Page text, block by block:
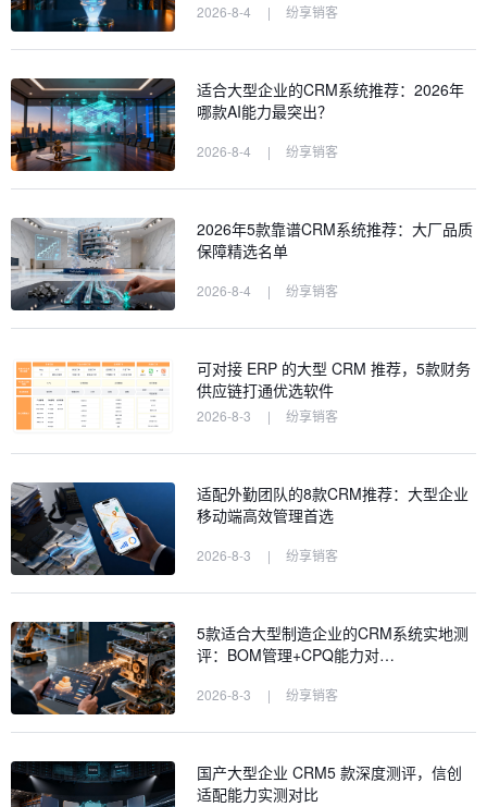
2026-8-4 | 纷享销客
适合大型企业的CRM系统推荐：2026年
哪款AI能力最突出？
2026-8-4 | 纷享销客
2026年5款靠谱CRM系统推荐：大厂品质
保障精选名单
2026-8-4 | 纷享销客
可对接 ERP 的大型 CRM 推荐，5款财务
供应链打通优选软件
2026-8-3 | 纷享销客
适配外勤团队的8款CRM推荐：大型企业
移动端高效管理首选
2026-8-3 | 纷享销客
5款适合大型制造企业的CRM系统实地测
评：BOM管理+CPQ能力对…
2026-8-3 | 纷享销客
国产大型企业 CRM5 款深度测评，信创
适配能力实测对比